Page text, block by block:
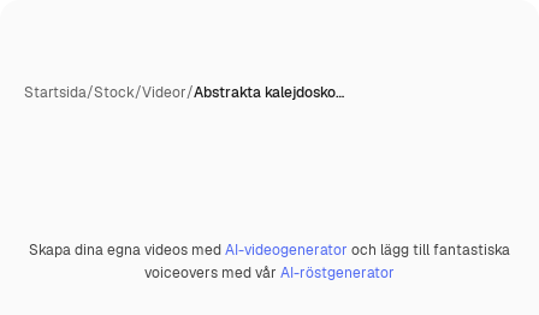
Startsida/Stock/Videor/Abstrakta kalejdosko…
Premie
Skapa dina egna videos medAI-videogenerator och lägg till fantastiska
voiceovers med vår AI-röstgenerator